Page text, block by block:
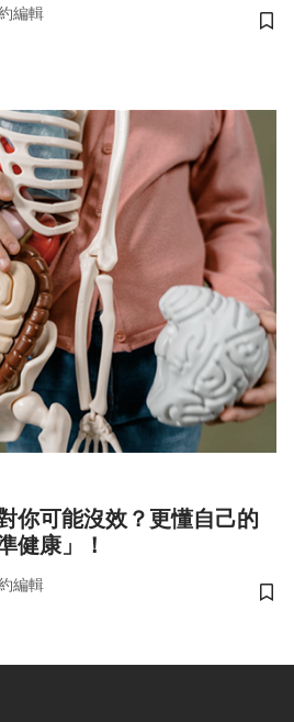
編輯
儲
你可能沒效？更懂自己的
健康」！
編輯
儲